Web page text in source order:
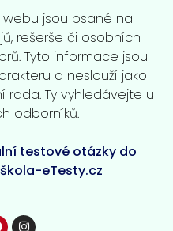
jsou psané na
rešerše či osobních
Tyto informace jsou
a neslouží jako
Ty vyhledávejte u
odborníků.
testové otázky do
eTesty.cz